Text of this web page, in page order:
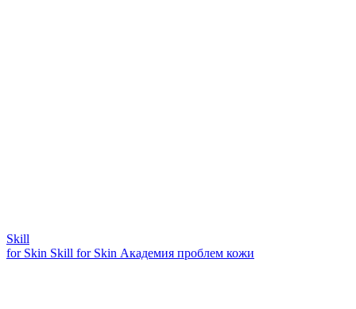
Skill
for Skin Skill for Skin Академия проблем кожи